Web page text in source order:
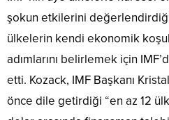
şokun etkilerini
ülkelerin kendi ekonomik
adımlarını belirlemek için
etti. Kozack, IMF Başkanı
önce dile getirdiği “en az 12